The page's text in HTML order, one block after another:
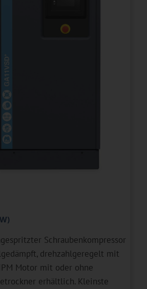
Schraubenkompressor
drehzahlgeregelt mit
Motor mit oder ohne
erhältlich. Kleinste